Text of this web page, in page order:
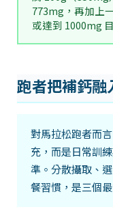
773mg，再加上
或達到 1000mg
跑者把補鈣融
對馬拉松跑者而
充，而是日常訓
準。分散攝取、
餐習慣，是三個